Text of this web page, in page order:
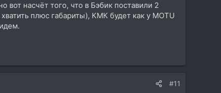
вот насчёт того, что в Бэбик поставили 2
плюс габариты), КМК будет как у MOTU
#11